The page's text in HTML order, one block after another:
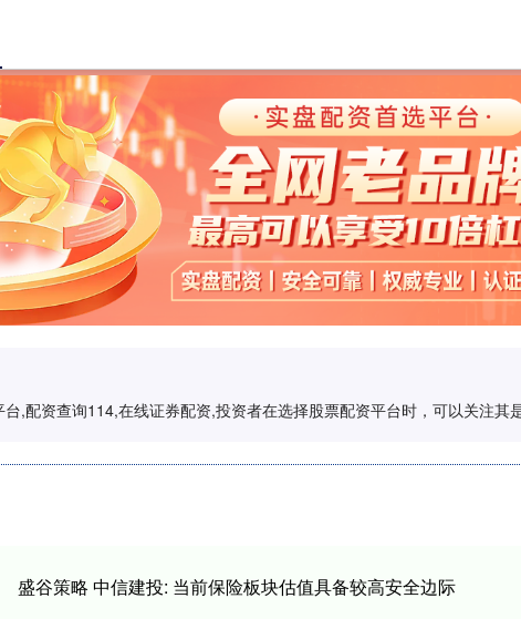
,配资查询114,在线证券配资,投资者在选择股票配资平台时，可以关注其
盛谷策略 中信建投: 当前保险板块估值具备较高安全边际